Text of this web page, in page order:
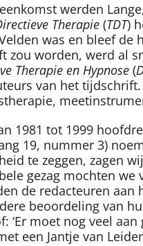
werden
Therapie (TDT)
was en bleef de
zou worden, werd al
Therapie en Hypnose (
van het
1981 tot 1999
19, nummer 3)
te zeggen, zagen
gezag mochten
de redacteuren
beoordeling van
‘Er moet nog veel
een Jantje van